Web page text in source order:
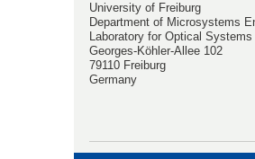
University of Freiburg
Department of Microsystems
Laboratory for Optical Systems
Georges-Köhler-Allee 102
79110 Freiburg
Germany